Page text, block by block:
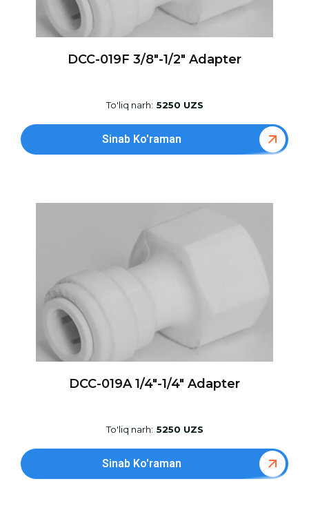
DCC-019F 3/8″-1/2″ Adapter
To'liq narh: 5250 UZS
Sinab Ko'raman
DCC-019A 1/4″-1/4″ Adapter
To'liq narh: 5250 UZS
Sinab Ko'raman